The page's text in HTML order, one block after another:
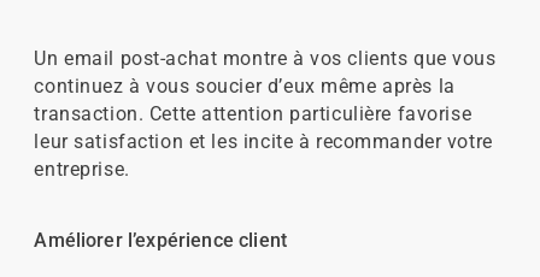
Un email post-achat montre à vos clients que vous
continuez à vous soucier d’eux même après la
transaction. Cette attention particulière favorise
leur satisfaction et les incite à recommander votre
entreprise.
Améliorer l’expérience client